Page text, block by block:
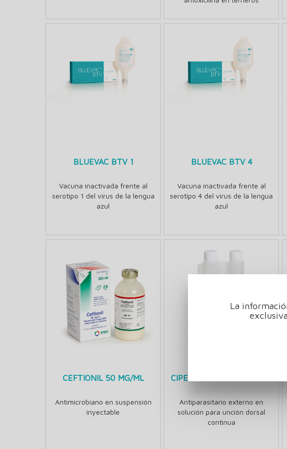
BLUEVAC BTV 1
Vacuna inactivada frente al
serotipo 1 del virus de la lengua
azul
BLUEVAC BTV 4
Vacuna inactivada frente al
serotipo 4 del virus de la lengua
azul
CEFTIONIL 50 MG/ML
Antimicrobiano en suspensión
inyectable
CIPERMETRIVEN POUR-ON
Antiparasitario externo en
solución para unción dorsal
continua
La